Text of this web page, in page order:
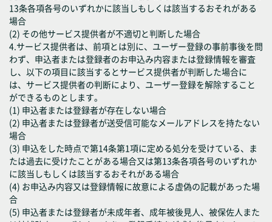
13条各項各号のいずれかに該当しもしくは該当するおそれがある
場合
(2) その他サービス提供者が不適切と判断した場合
4.サービス提供者は、前項とは別に、ユーザー登録の事前事後を問
わず、申込者または登録者のお申込み内容または登録情報を審査
し、以下の項目に該当するとサービス提供者が判断した場合に
は、サービス提供者の判断により、ユーザー登録を解除すること
ができるものとします。
(1) 申込者または登録者が存在しない場合
(2) 申込者または登録者が送受信可能なメールアドレスを持たない
場合
(3) 申込をした時点で第14条第1項に定める処分を受けている、ま
たは過去に受けたことがある場合又は第13条各項各号のいずれか
に該当しもしくは該当するおそれがある場合
(4) お申込み内容又は登録情報に故意による虚偽の記載があった場
合
(5) 申込者または登録者が未成年者、成年被後見人、被保佐人また